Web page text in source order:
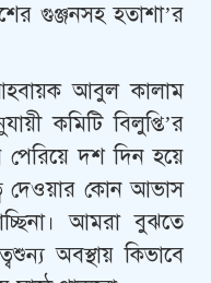
গুঞ্জনসহ হতাশা’র
আবুল কালাম
কমিটি বিলুপ্তি’র
দশ দিন হয়ে
দেওয়ার কোন আভাস
আমরা বুঝতে
অবস্থায় কিভাবে